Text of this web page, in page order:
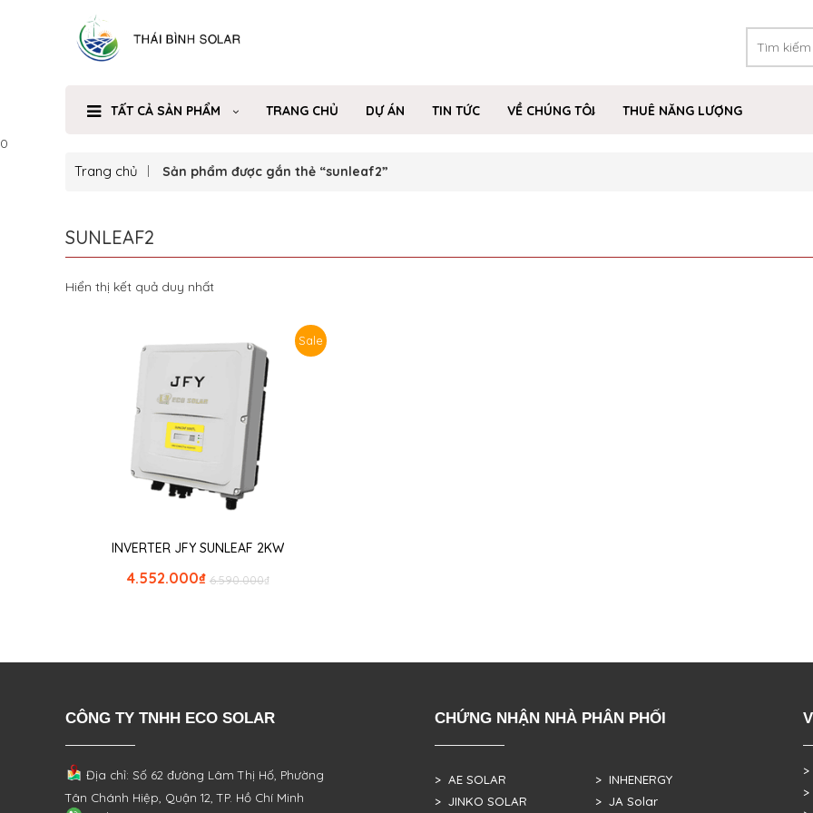
TẤT CẢ SẢN PHẨM TRANG CHỦ DỰ ÁN TIN TỨC VỀ CHÚNG TÔI
THUÊ NĂNG LƯỢNG
0
Trang chủ Sản phẩm được gắn thẻ “sunleaf2”
SUNLEAF2
Hiển thị kết quả duy nhất
Sale
INVERTER JFY SUNLEAF 2KW
₫
6.590.000
₫
4.552.000
CÔNG TY TNHH ECO SOLAR
Địa chỉ: Số 62 đường Lâm Thị Hố, Phường
Tân Chánh Hiệp, Quận 12, TP. Hồ Chí Minh
CHỨNG NHẬN NHÀ PHÂN PHỐI
> AE SOLAR
> JINKO SOLAR
> INHENERGY
> JA Solar
>